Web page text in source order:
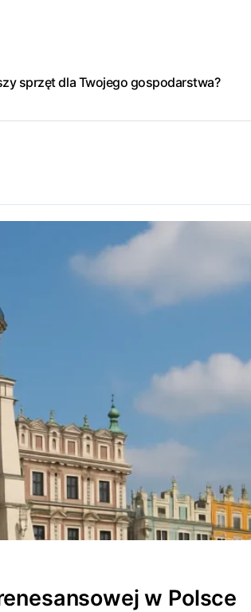
sprzęt dla Twojego gospodarstwa?
w Polsce